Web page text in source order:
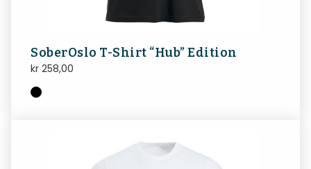
SoberOslo T-Shirt “Hub” Edition
kr 258,00